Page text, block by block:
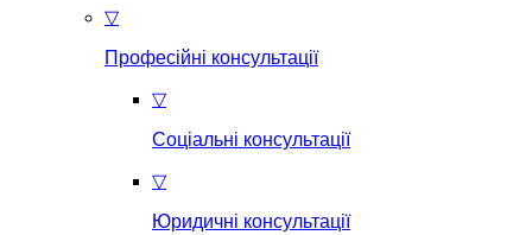
▽
Професійні консультації
▽
Соціальні консультації
▽
Юридичні консультації